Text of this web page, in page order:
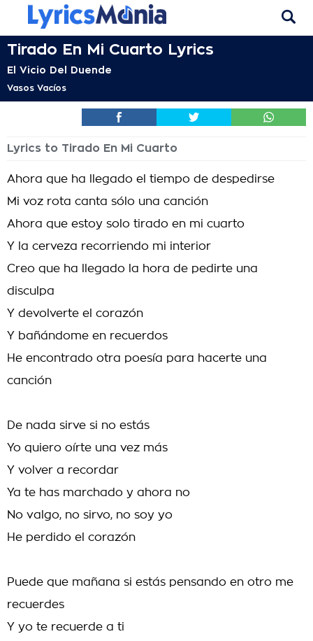
Tirado En Mi Cuarto Lyrics
El Vicio Del Duende
Vasos Vacíos
Lyrics to Tirado En Mi Cuarto
Ahora que ha llegado el tiempo de despedirse
Mi voz rota canta sólo una canción
Ahora que estoy solo tirado en mi cuarto
Y la cerveza recorriendo mi interior
Creo que ha llegado la hora de pedirte una
disculpa
Y devolverte el corazón
Y bañándome en recuerdos
He encontrado otra poesía para hacerte una
canción
De nada sirve si no estás
Yo quiero oírte una vez más
Y volver a recordar
Ya te has marchado y ahora no
No valgo, no sirvo, no soy yo
He perdido el corazón
Puede que mañana si estás pensando en otro me
recuerdes
Y yo te recuerde a ti